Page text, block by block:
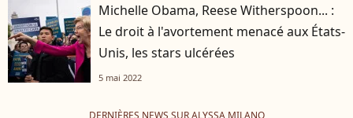
Michelle Obama, Reese Witherspoon... :
Le droit à l'avortement menacé aux États-
Unis, les stars ulcérées
5 mai 2022
DERNIÈRES NEWS SUR ALYSSA MILANO